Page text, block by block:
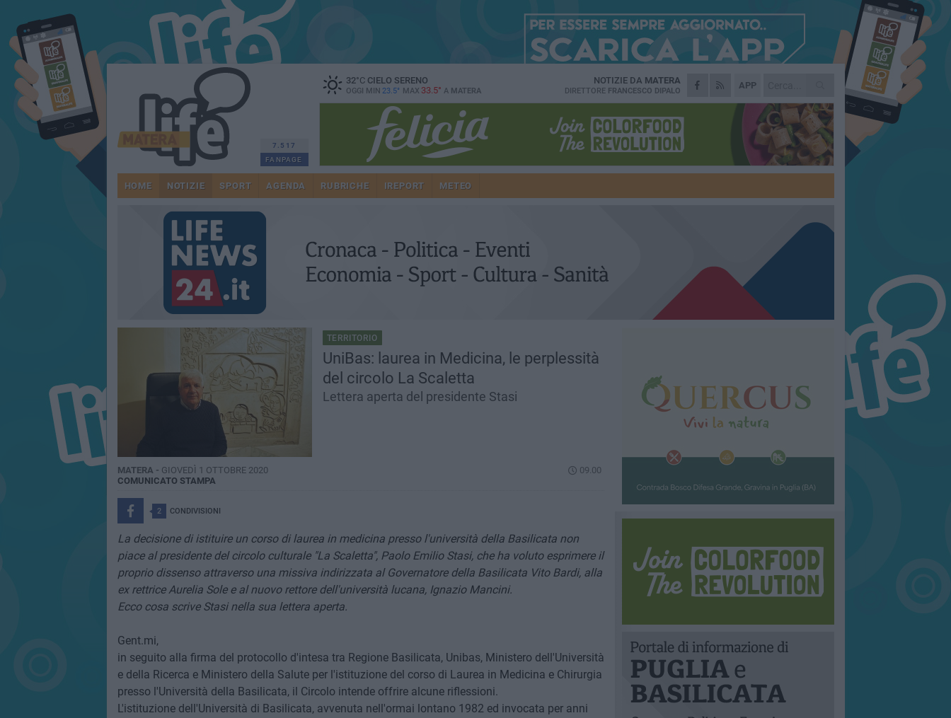
7.517
FANPAGE
32°CCIELO SERENO
OGGI MIN 23.5° MAX 33.5° A MATERA
APP
NOTIZIE DA MATERA
DIRETTORE FRANCESCO DIPALO
HOME NOTIZIE SPORT AGENDA RUBRICHE IREPORT METEO
TERRITORIO
UniBas: laurea in Medicina, le perplessità
del circolo La Scaletta
Lettera aperta del presidente Stasi
MATERA - GIOVEDÌ 1 OTTOBRE 2020
09.00
COMUNICATO STAMPA
2 CONDIVISIONI
La decisione di istituire un corso di laurea in medicina presso l'università della Basilicata non
piace al presidente del circolo culturale "La Scaletta", Paolo Emilio Stasi, che ha voluto esprimere il
proprio dissenso attraverso una missiva indirizzata al Governatore della Basilicata Vito Bardi, alla
ex rettrice Aurelia Sole e al nuovo rettore dell'università lucana, Ignazio Mancini.
Ecco cosa scrive Stasi nella sua lettera aperta.
Gent.mi,
in seguito alla firma del protocollo d'intesa tra Regione Basilicata, Unibas, Ministero dell'Università
e della Ricerca e Ministero della Salute per l'istituzione del corso di Laurea in Medicina e Chirurgia
presso l'Università della Basilicata, il Circolo intende offrire alcune riflessioni.
L'istituzione dell'Università di Basilicata, avvenuta nell'ormai lontano 1982 ed invocata per anni